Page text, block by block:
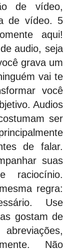
de vídeo,
de vídeo. 5
aqui!
audio, seja
grava um
vai te
você
Audios
ser
de falar.
suas
raciocínio.
regra:
Use
gostam de
Não